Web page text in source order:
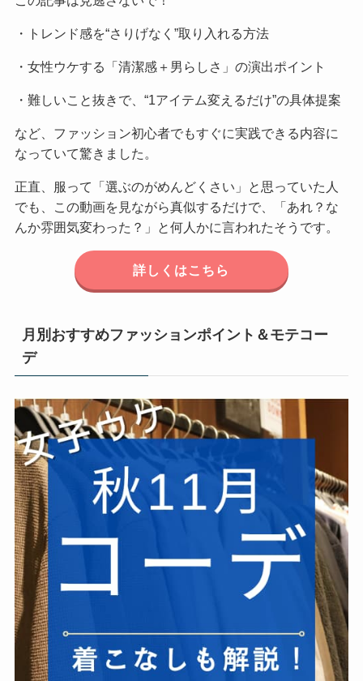
・トレンド感を“さりげなく”取り入れる方法
・女性ウケする「清潔感＋男らしさ」の演出ポイント
・難しいこと抜きで、“1アイテム変えるだけ”の具体提案
など、ファッション初心者でもすぐに実践できる内容に
なっていて驚きました。
正直、服って「選ぶのがめんどくさい」と思っていた人
でも、この動画を見ながら真似するだけで、「あれ？な
んか雰囲気変わった？」と何人かに言われたそうです。
詳しくはこちら
月別おすすめファッションポイント＆モテコー
デ